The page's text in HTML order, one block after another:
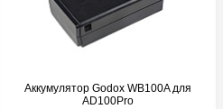
Аккумулятор Godox WB100A для
AD100Pro